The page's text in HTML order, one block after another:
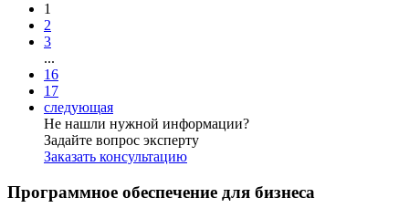
1
2
3
...
16
17
следующая
Не нашли нужной информации?
Задайте вопрос эксперту
Заказать консультацию
Программное обеспечение для бизнеса